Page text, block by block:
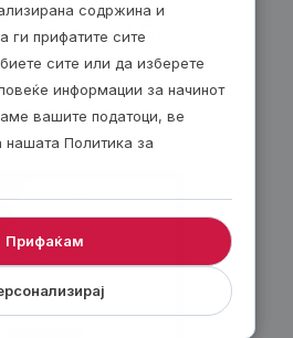
– 24/7!
ваучер и ќе го добиете
на нарачката. Добијте
за секој е-ваучер.
содржина и
ги прифатите сите
сите или да изберете
информации за начинот
вашите податоци, ве
нашата Политика за
Прифаќам